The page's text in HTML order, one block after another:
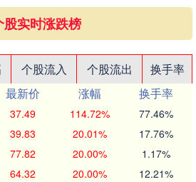
股实时涨跌榜
个股流入 个股流出
换手率
最新价 涨幅
换手率
37.49 114.72% 77.46%
39.83 20.01% 17.76%
77.82 20.00% 1.17%
64.32 20.00% 12.21%